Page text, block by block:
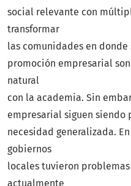
social relevante con
transformar
las comunidades en
promoción empresarial
natural
con la academia. Sin
empresarial siguen siendo
necesidad generalizada.
gobiernos
locales tuvieron
actualmente